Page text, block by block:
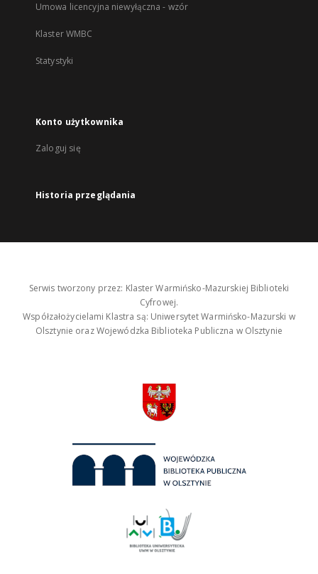
Umowa licencyjna niewyłączna - wzór
Klaster WMBC
Statystyki
Konto użytkownika
Zaloguj się
Historia przeglądania
Serwis tworzony przez: Klaster Warmińsko-Mazurskiej Biblioteki
Cyfrowej.
Współzałożycielami Klastra są: Uniwersytet Warmińsko-Mazurski w
Olsztynie oraz Wojewódzka Biblioteka Publiczna w Olsztynie